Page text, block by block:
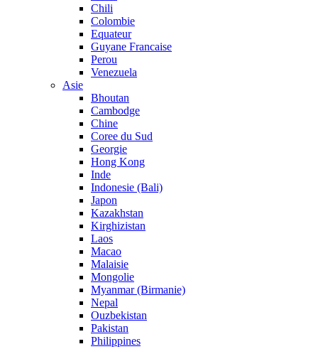
Chili
Colombie
Equateur
Guyane Francaise
Perou
Venezuela
Asie
Bhoutan
Cambodge
Chine
Coree du Sud
Georgie
Hong Kong
Inde
Indonesie (Bali)
Japon
Kazakhstan
Kirghizistan
Laos
Macao
Malaisie
Mongolie
Myanmar (Birmanie)
Nepal
Ouzbekistan
Pakistan
Philippines